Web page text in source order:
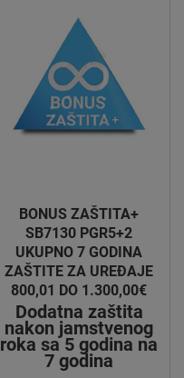
BONUS ZAŠTITA+
SB7130 PGR5+2
UKUPNO 7 GODINA
ZAŠTITE ZA UREĐAJE
800,01 DO 1.300,00€
Dodatna zaštita
nakon jamstvenog
roka sa 5 godina na
7 godina